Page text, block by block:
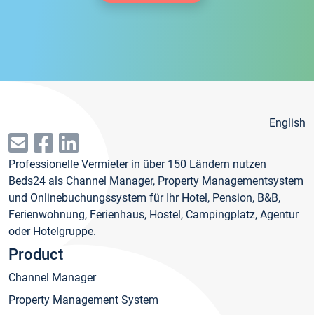
English
Professionelle Vermieter in über 150 Ländern nutzen
Beds24 als Channel Manager, Property Managementsystem
und Onlinebuchungssystem für Ihr Hotel, Pension, B&B,
Ferienwohnung, Ferienhaus, Hostel, Campingplatz, Agentur
oder Hotelgruppe.
Product
Channel Manager
Property Management System